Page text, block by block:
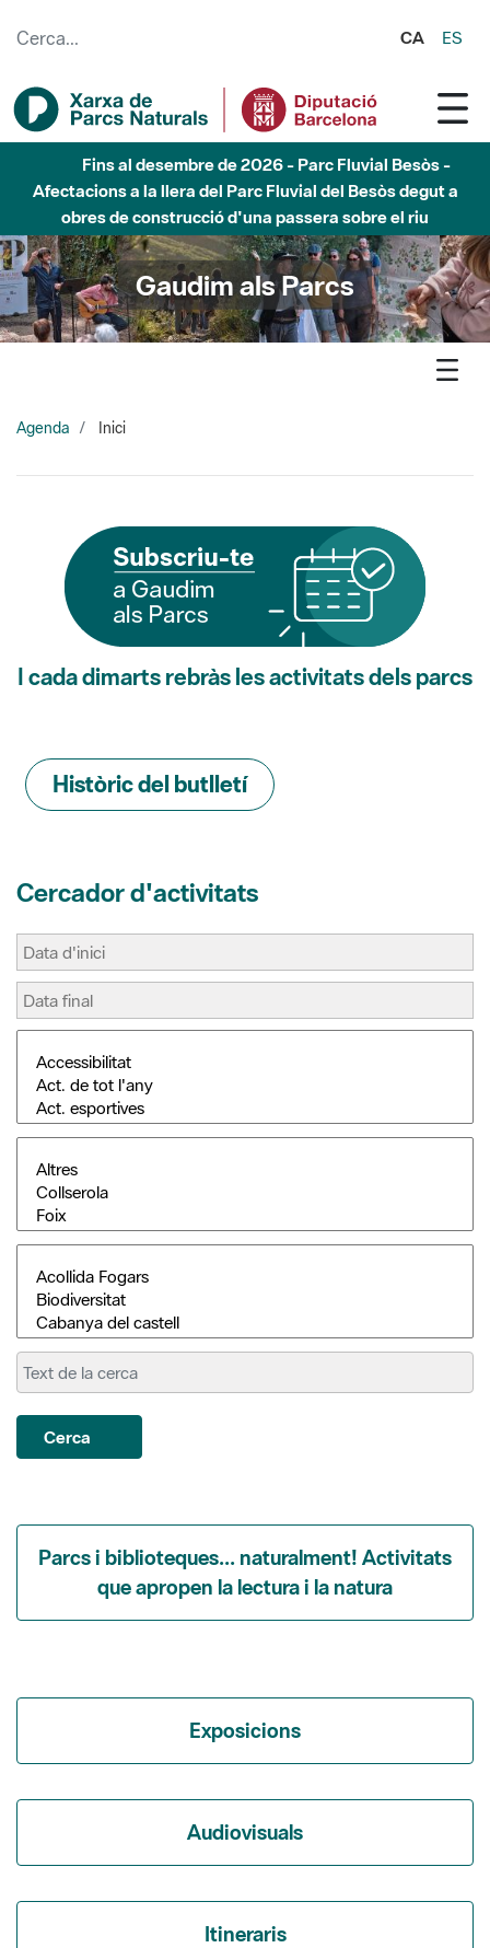
CA ES
Fins al desembre de 2026 - Parc Fluvial Besòs -
Afectacions a la llera del Parc Fluvial del Besòs degut a
obres de construcció d'una passera sobre el riu
Gaudim als Parcs
Agenda Inici
I cada dimarts rebràs les activitats dels parcs
Històric del butlletí
Cercador d'activitats
Cerca
Parcs i biblioteques... naturalment! Activitats
que apropen la lectura i la natura
Exposicions
Audiovisuals
Itineraris